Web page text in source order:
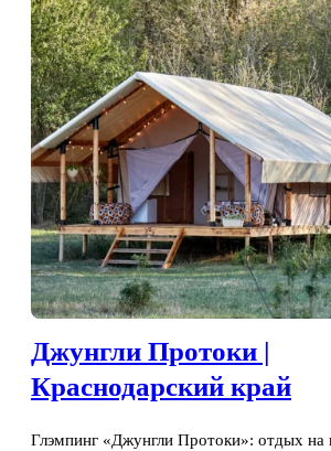
Джунгли Протоки |
Краснодарский край
Глэмпинг «Джунгли Протоки»: отдых на